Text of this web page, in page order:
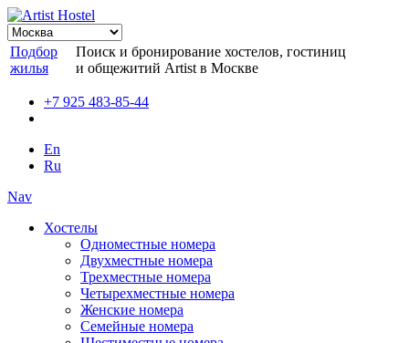
Подбор
жилья
Поиск и бронирование хостелов, гостиниц
и общежитий Artist в Москве
+7 925 483-85-44
En
Ru
Nav
Хостелы
Одноместные номера
Двухместные номера
Трехместные номера
Четырехместные номера
Женские номера
Семейные номера